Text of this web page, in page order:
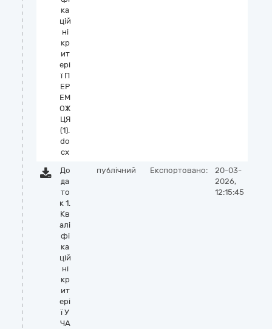
ка
цій
ні
кр
ит
ері
ї П
ЕР
ЕМ
ОЖ
ЦЯ
(1).
do
cx
До
да
то
к 1.
Кв
алі
фі
ка
цій
ні
кр
ит
ері
ї У
ЧА
публічний Експортовано:
20-03-
2026,
12:15:45